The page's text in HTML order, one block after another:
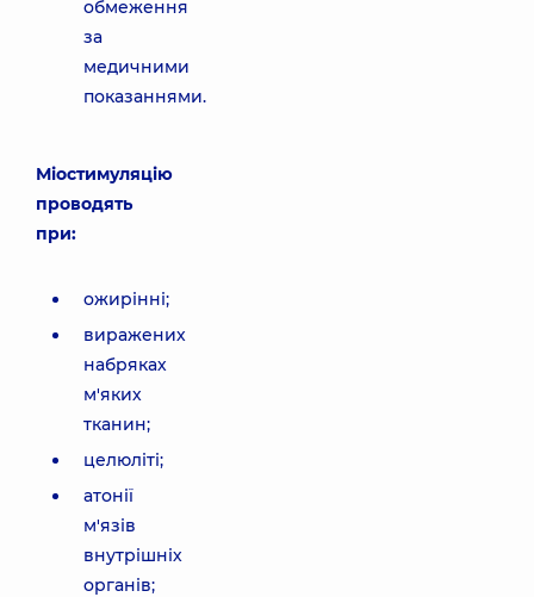
обмеження
за
медичними
показаннями.
Міостимуляцію
проводять
при:
ожирінні;
виражених
набряках
м'яких
тканин;
целюліті;
атонії
м'язів
внутрішніх
органів;